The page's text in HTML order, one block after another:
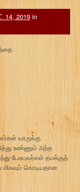
2019 in
யாருக்கு
உண்ணும் அந்த
பேசுபவர்கள் தமக்குத்
கொடியதான